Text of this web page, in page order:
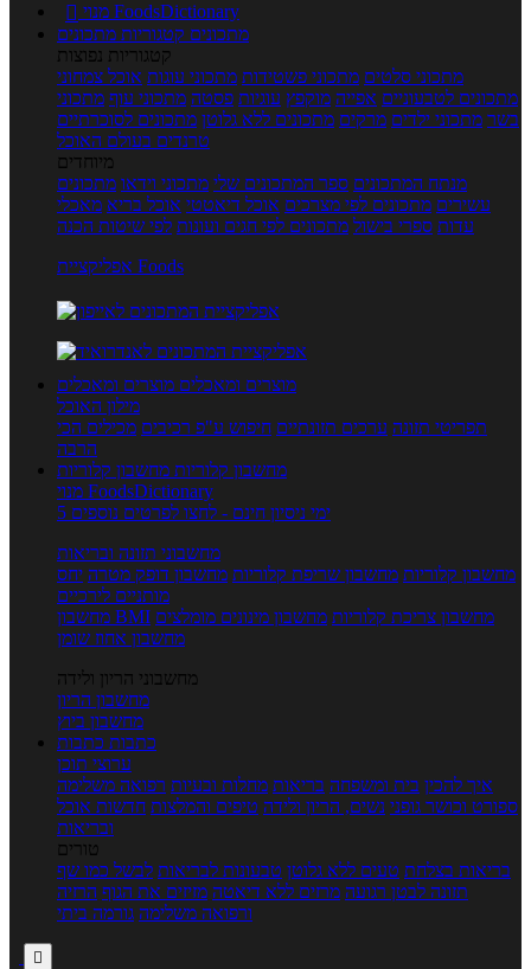

מנוי FoodsDictionary
מתכונים קטגוריות מתכונים
קטגוריות נפוצות
מתכוני סלטים מתכוני פשטידות מתכוני עוגות אוכל צמחוני
מתכונים לטבעוניים אפייה מוקפץ עוגיות פסטה מתכוני עוף מתכוני
בשר מתכוני ילדים מרקים מתכונים ללא גלוטן מתכונים לסוכרתיים
טרנדים בעולם האוכל
מיוחדים
מנתח המתכונים ספר המתכונים שלי מתכוני וידאו מתכונים
עשירים מתכונים לפי מצרכים אוכל דיאטטי אוכל בריא מאכלי
עדות ספרי בישול מתכונים לפי חגים ועונות לפי שיטות הכנה
אפליקציית Foods
מוצרים ומאכלים מוצרים ומאכלים
מילון האוכל
תפריטי תזונה ערכים תזונתיים חיפוש ע"פ רכיבים מכילים הכי
הרבה
מחשבון קלוריות מחשבון קלוריות
מנוי FoodsDictionary
5 ימי ניסיון חינם - לחצו לפרטים נוספים
מחשבוני תזונה ובריאות
מחשבון קלוריות מחשבון שריפת קלוריות מחשבון דופק מטרה יחס
מותניים לירכיים
מחשבון BMI
מחשבון צריכת קלוריות מחשבון מינונים מומלצים
מחשבון אחוז שומן
מחשבוני הריון ולידה
מחשבון הריון
מחשבון ביוץ
כתבות כתבות
ערוצי תוכן
איך להכין בית ומשפחה בריאות מחלות ובעיות רפואה משלימה
ספורט וכושר גופני נשים, הריון ולידה טיפים והמלצות חדשות אוכל
ובריאות
טורים
בריאות בצלחת טעים ללא גלוטן טבעונות לבריאות לבשל כמו שף
תזונה לבטן רגועה מרזים ללא דיאטה מזיזים את הגוף הרזיה
ורפואה משלימה גורמה ביתי
